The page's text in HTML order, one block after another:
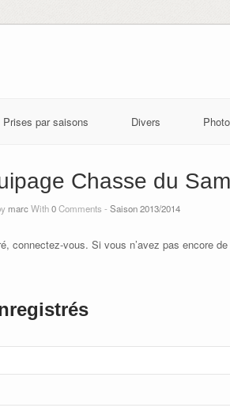
Prises par saisons Divers
Chasse du
marcWith0Comments - Saison 2013/2014
connectez-vous. Si vous n’avez pas encore